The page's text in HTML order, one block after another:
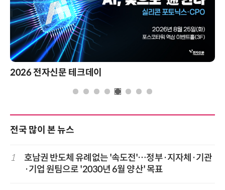
2026 전자신문 테크데이
전국 많이 본 뉴스
1
호남권 반도체 유례없는 '속도전'…정부·지자체·기관
·기업 원팀으로 '2030년 6월 양산' 목표